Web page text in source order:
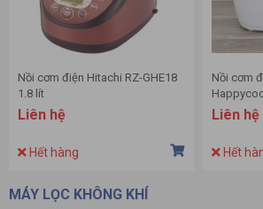
Nồi cơm điện Hitachi RZ-GHE18
1.8 lít
Liên hệ
Hết hàng
Nồi cơm
Liên hệ
Hết
MÁY LỌC KHÔNG KHÍ